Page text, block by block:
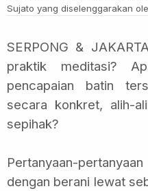
Sujato yang diselenggarakan
SERPONG &
praktik meditasi?
pencapaian batin
secara konkret, alih-
sepihak?
Pertanyaan-
dengan berani lewat